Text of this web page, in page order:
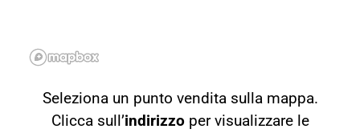
Seleziona un punto vendita sulla mappa.
Clicca sull’indirizzo per visualizzare le